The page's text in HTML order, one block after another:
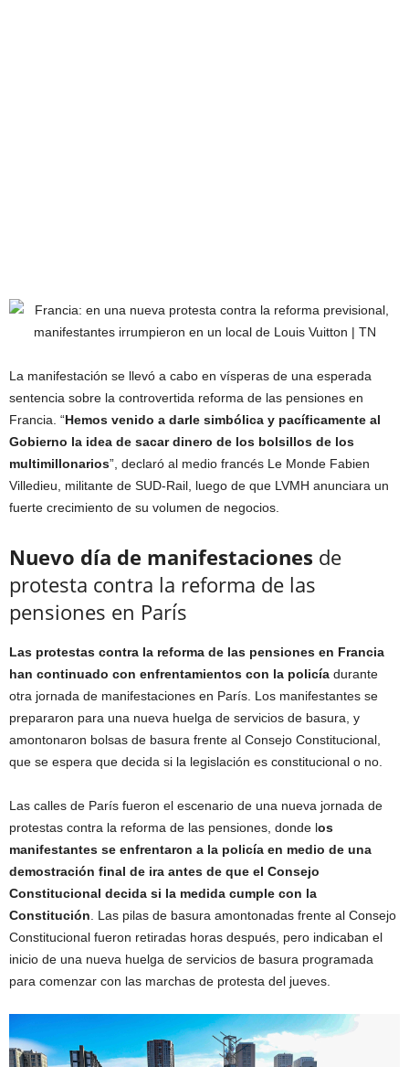
La manifestación se llevó a cabo en vísperas de una esperada
sentencia sobre la controvertida reforma de las pensiones en
Francia. “Hemos venido a darle simbólica y pacíficamente al
Gobierno la idea de sacar dinero de los bolsillos de los
multimillonarios”, declaró al medio francés Le Monde Fabien
Villedieu, militante de SUD-Rail, luego de que LVMH anunciara un
fuerte crecimiento de su volumen de negocios.
Nuevo día de manifestaciones de
protesta contra la reforma de las
pensiones en París
Las protestas contra la reforma de las pensiones en Francia
han continuado con enfrentamientos con la policía durante
otra jornada de manifestaciones en París. Los manifestantes se
prepararon para una nueva huelga de servicios de basura, y
amontonaron bolsas de basura frente al Consejo Constitucional,
que se espera que decida si la legislación es constitucional o no.
Las calles de París fueron el escenario de una nueva jornada de
protestas contra la reforma de las pensiones, donde los
manifestantes se enfrentaron a la policía en medio de una
demostración final de ira antes de que el Consejo
Constitucional decida si la medida cumple con la
Constitución . Las pilas de basura amontonadas frente al Consejo
Constitucional fueron retiradas horas después, pero indicaban el
inicio de una nueva huelga de servicios de basura programada
para comenzar con las marchas de protesta del jueves.